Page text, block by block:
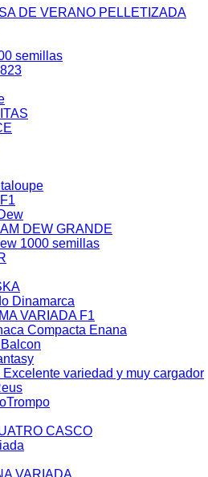
DE VERANO PELLETIZADA
semillas
DEW GRANDE
1000 semillas
Dinamarca
VARIADA F1
Compacta Enana
variedad y muy cargador
CASCO
VARIADA